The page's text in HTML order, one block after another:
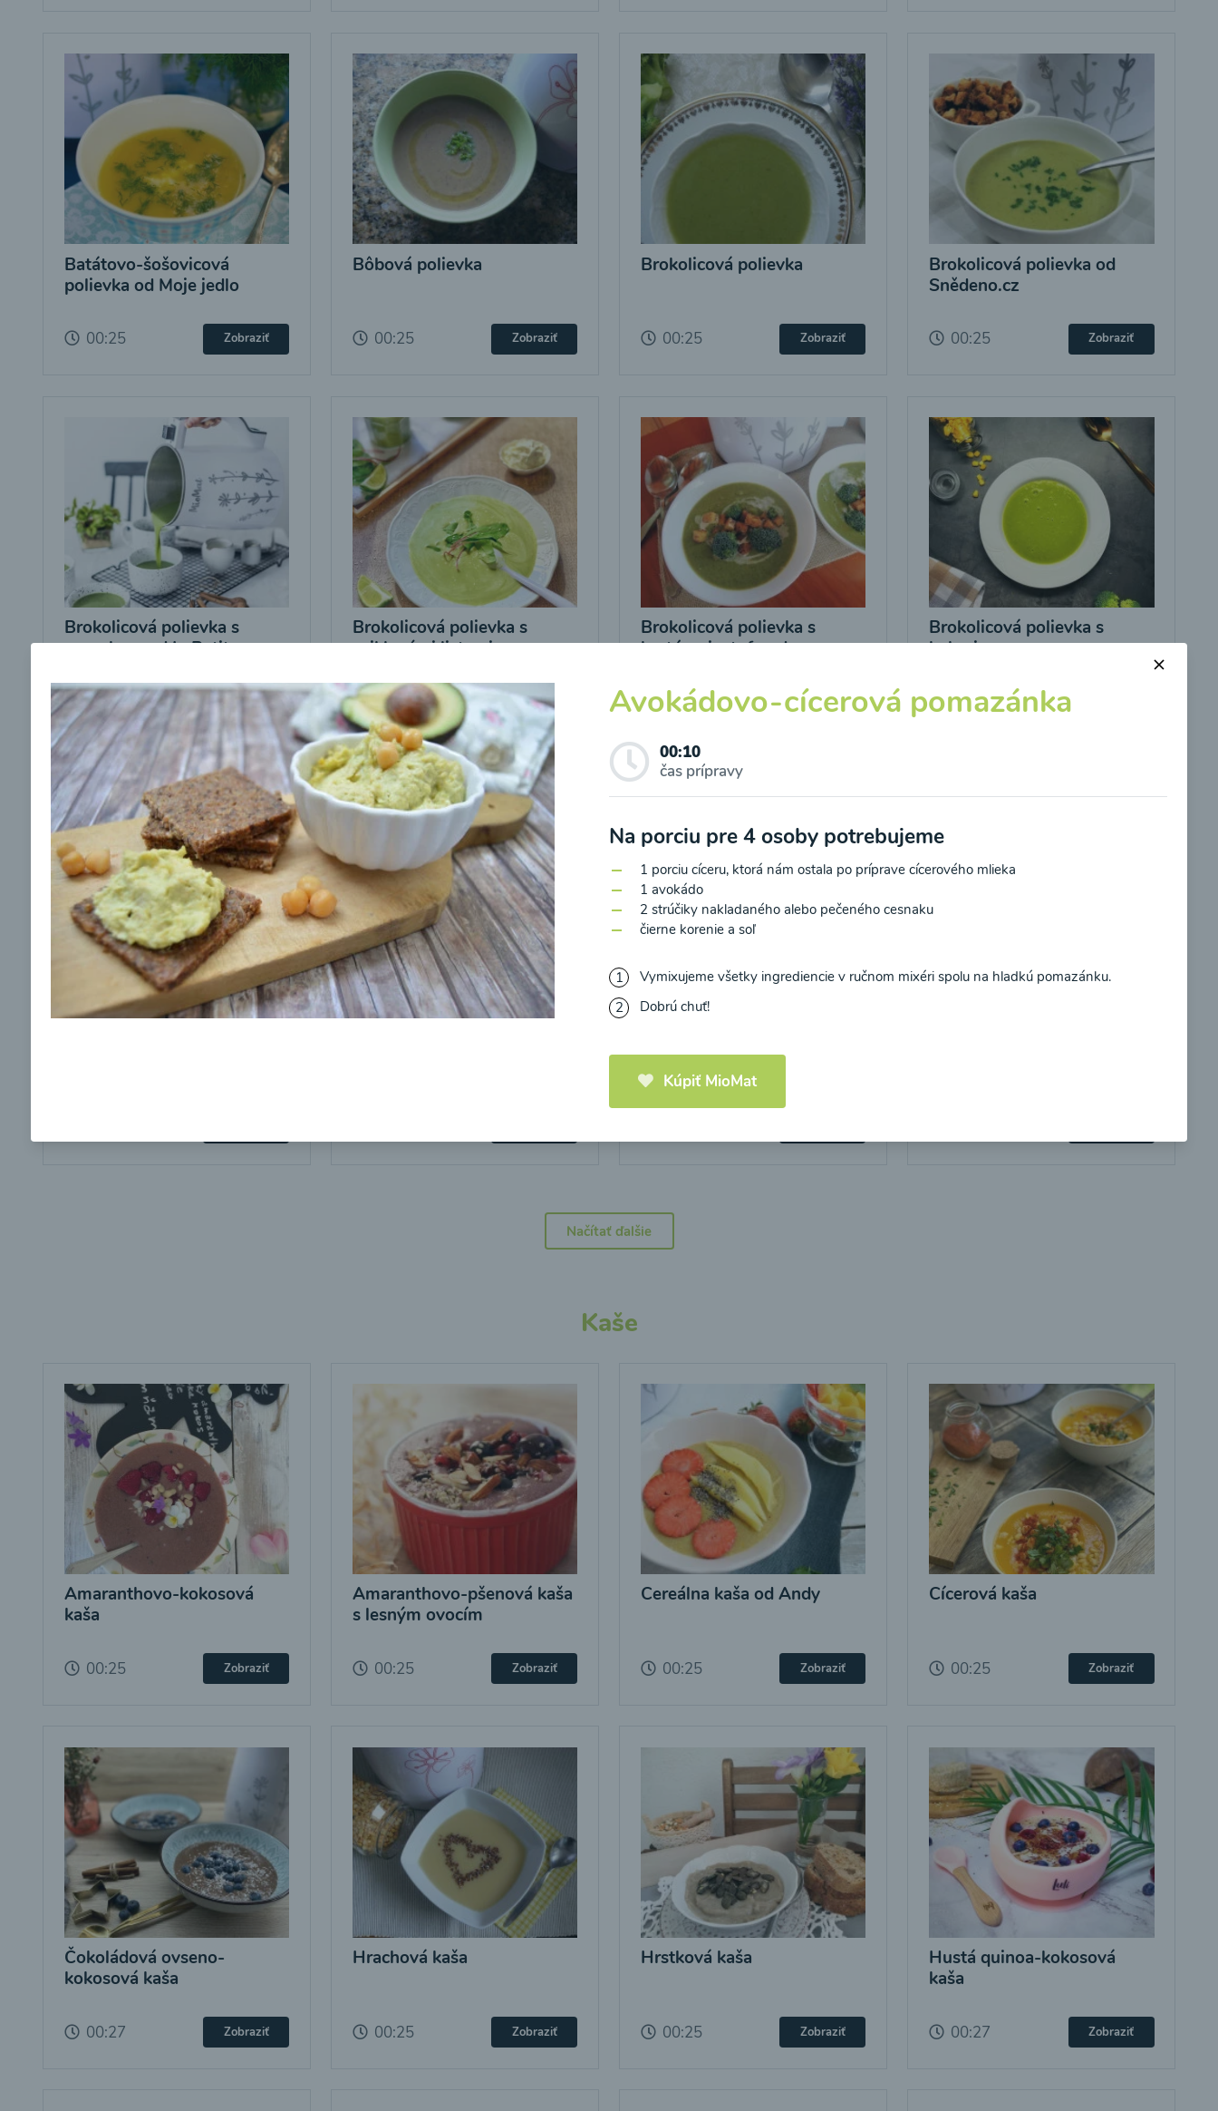
Batátovo-šošovicová
polievka od Moje jedlo
00:25 Zobraziť
Bôbová polievka
00:25 Zobraziť
Brokolicová polievka
00:25 Zobraziť
Brokolicová polievka od
Snědeno.cz
00:25 Zobraziť
Brokolicová polievka s
cesnakom od LaPetit
00:25
Brokolicová polievka s
cviklovými listami
00:25 Zobraziť
Brokolicová polievka s
krutónmi z tofu od
Brokolicová polievka s
kukuricou
Brokolicová polievka s nivou
Brokolicová polievka s
Brokolicová polievka so
Načítať ďalšie
Kaše
Amaranthovo-kokosová
kaša
00:25 Zobraziť
Amaranthovo-pšenová kaša
s lesným ovocím
00:25 Zobraziť
Cereálna kaša od Andy
00:25 Zobraziť
Cícerová kaša
00:25 Zobraziť
Čokoládová ovseno-
kokosová kaša
00:27 Zobraziť
Hrachová kaša
00:25 Zobraziť
Hrstková kaša
00:25 Zobraziť
Hustá quinoa-kokosová
kaša
00:27 Zobraziť
Avokádovo-cícerová pomazánka
00:10
čas prípravy
Na porciu pre 4 osoby potrebujeme
1 porciu cíceru, ktorá nám ostala po príprave cícerového mlieka
1 avokádo
2 strúčiky nakladaného alebo pečeného cesnaku
čierne korenie a soľ
Vymixujeme všetky ingrediencie v ručnom mixéri spolu na hladkú pomazánku.
Dobrú chuť!
Kúpiť MioMat
Odber noviniek a akcií
Odoslaním registrácie na Newsletter súhlasím so spracovaním osobných údajov pre účely zasielania newsletteru a potvrdzujem, že som si prečítal(a)
Ochrane osobných údajova súhlasím s nimi.